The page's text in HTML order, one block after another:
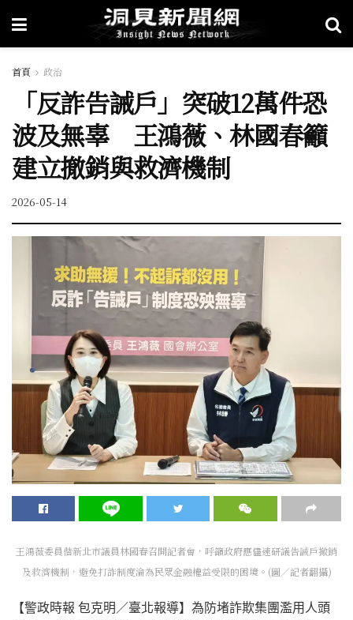
首頁 政治
「反詐告誡戶」突破12萬件恐
波及無辜 王鴻薇、林國春籲
建立撤銷與救濟機制
2026-05-14
王鴻薇委員偕新北市議員林國春召開記者會，呼籲政府應儘速研議告誡戶撤銷
及救濟機制，避免打詐制度淪為民眾金融權益受限的困境。(圖／記者翻攝)
【警政時報 包克明／臺北報導】為防堵詐欺集團濫用人頭